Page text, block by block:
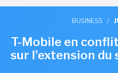
BUSINESS /
T-Mobile en
sur l'extension du